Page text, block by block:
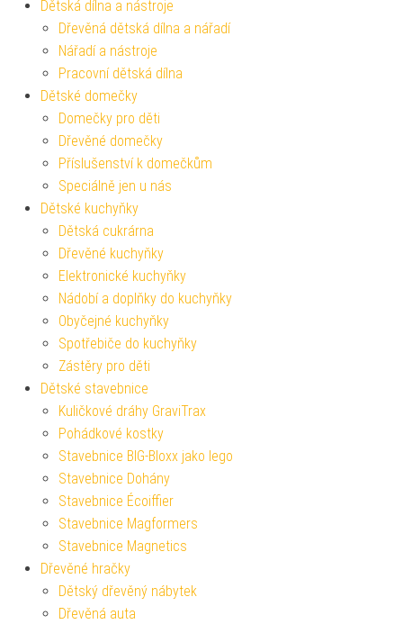
Dětská dílna a nástroje
Dřevěná dětská dílna a nářadí
Nářadí a nástroje
Pracovní dětská dílna
Dětské domečky
Domečky pro děti
Dřevěné domečky
Příslušenství k domečkům
Speciálně jen u nás
Dětské kuchyňky
Dětská cukrárna
Dřevěné kuchyňky
Elektronické kuchyňky
Nádobí a doplňky do kuchyňky
Obyčejné kuchyňky
Spotřebiče do kuchyňky
Zástěry pro děti
Dětské stavebnice
Kuličkové dráhy GraviTrax
Pohádkové kostky
Stavebnice BIG-Bloxx jako lego
Stavebnice Dohány
Stavebnice Écoiffier
Stavebnice Magformers
Stavebnice Magnetics
Dřevěné hračky
Dětský dřevěný nábytek
Dřevěná auta